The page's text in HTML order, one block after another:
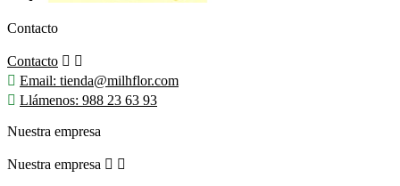
Contacto
Contacto  
 Email: tienda@milhflor.com
 Llámenos: 988 23 63 93
Nuestra empresa
Nuestra empresa  